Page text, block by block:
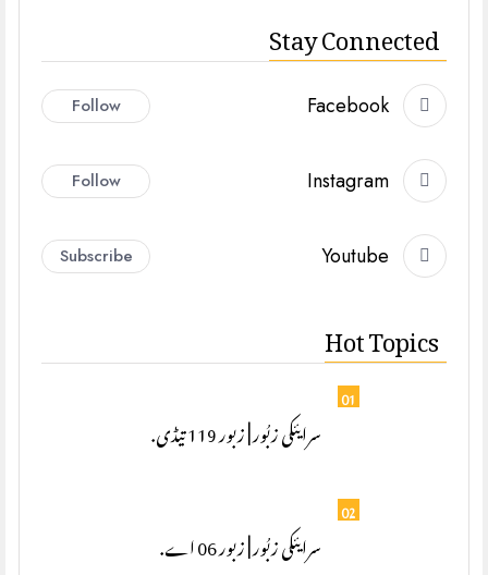
Stay Connected
Facebook
Follow
Instagram
Follow
Youtube
Subscribe
Hot Topics
01
سرایئکی زبُور | زبور 119 تیڈی.
02
سرایئکی زبُور | زبور 06 اے.